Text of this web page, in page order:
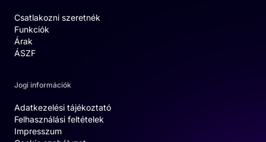
Csatlakozni szeretnék
Funkciók
Árak
ÁSZF
Jogi információk
Adatkezelési tájékoztató
Felhasználási feltételek
Impresszum